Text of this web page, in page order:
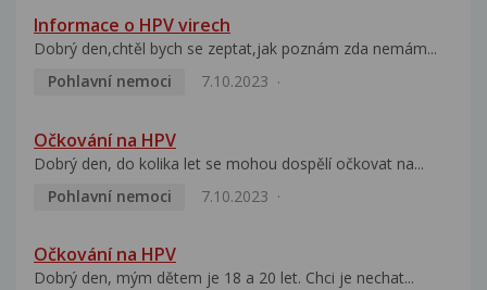
Informace o HPV virech
Dobrý den,chtěl bych se zeptat,jak poznám zda nemám...
Pohlavní nemoci
7.10.2023
Očkování na HPV
Dobrý den, do kolika let se mohou dospělí očkovat na...
Pohlavní nemoci
7.10.2023
Očkování na HPV
Dobrý den, mým dětem je 18 a 20 let. Chci je nechat...